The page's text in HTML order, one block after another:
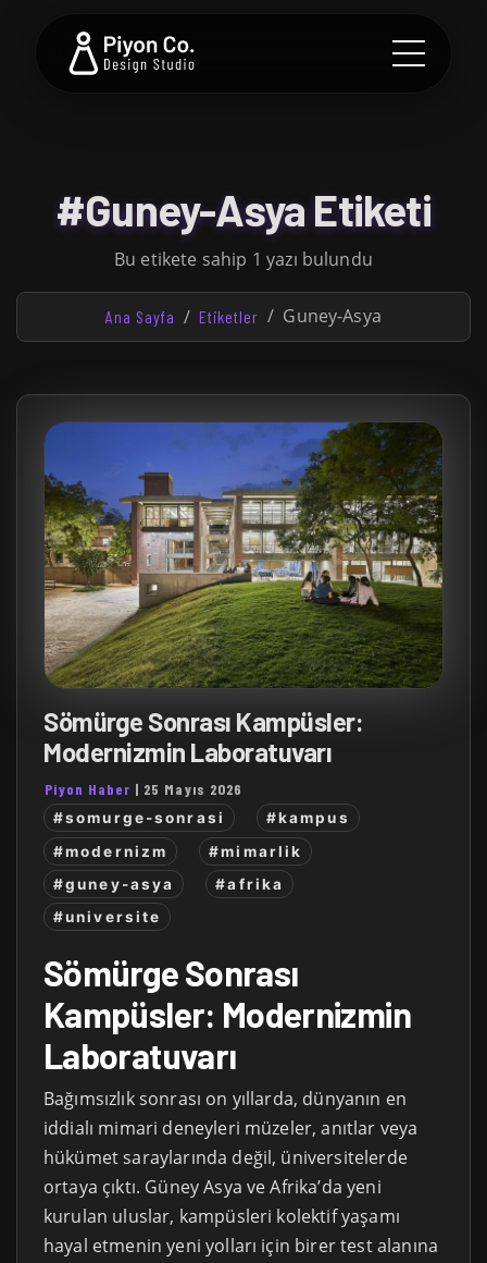
#Guney-Asya Etiketi
Bu etikete sahip 1 yazı bulundu
Ana Sayfa Etiketler Guney-Asya
Sömürge Sonrası Kampüsler:
Modernizmin Laboratuvarı
Piyon Haber | 25 Mayıs 2026
#somurge-sonrasi
#kampus
#modernizm
#mimarlik
#guney-asya
#afrika
#universite
Sömürge Sonrası
Kampüsler: Modernizmin
Laboratuvarı
Bağımsızlık sonrası on yıllarda, dünyanın en
iddialı mimari deneyleri müzeler, anıtlar veya
hükümet saraylarında değil, üniversitelerde
ortaya çıktı. Güney Asya ve Afrika’da yeni
kurulan uluslar, kampüsleri kolektif yaşamı
hayal etmenin yeni yolları için birer test alanına